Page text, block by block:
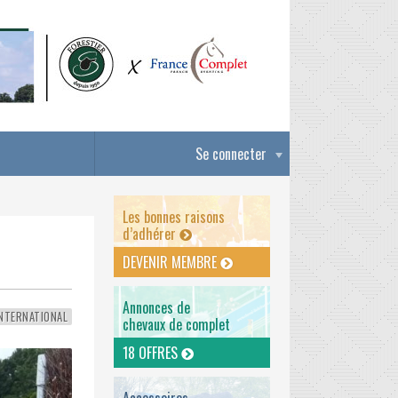
Se connecter
Les bonnes raisons
d’adhérer
DEVENIR MEMBRE
Annonces de
chevaux de complet
18 OFFRES